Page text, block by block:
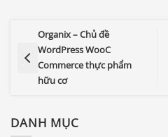
Organix – Chủ đề
WordPress WooC
Commerce thực phẩm
hữu cơ
DANH MỤC